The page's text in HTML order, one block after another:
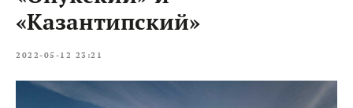
«Казантипский»
2022-05-12 23:21